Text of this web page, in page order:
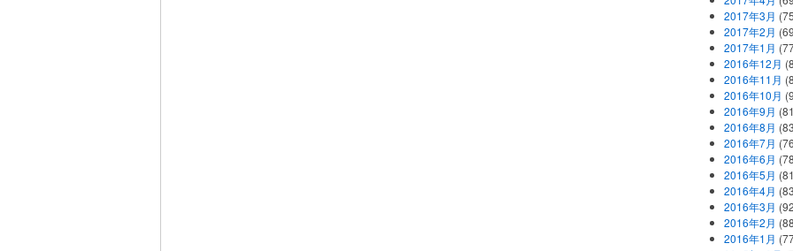
2017年3月
2017年2月
2017年1月
2016年12月
2016年11月
2016年10月
2016年9月
2016年8月
2016年7月
2016年6月
2016年5月
2016年4月
2016年3月
2016年2月
2016年1月